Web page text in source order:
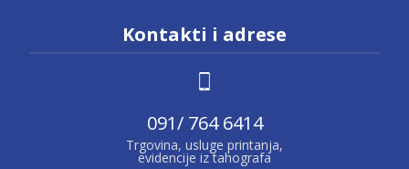
Kontakti i adrese
091/ 764 6414
Trgovina, usluge printanja,
evidencije iz tahografa